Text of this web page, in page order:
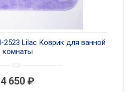
2523 Lilac Коврик для ванной
комнаты
4 650 ₽